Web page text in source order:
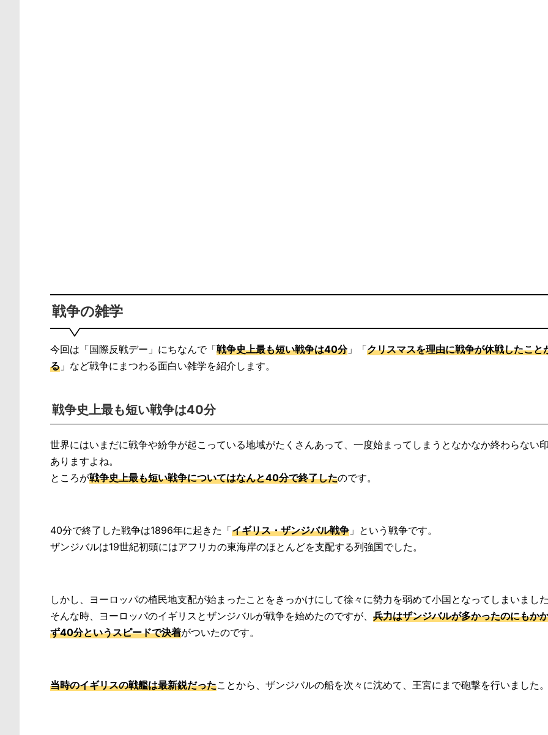
戦争の雑学
今回は「国際反戦デー」にちなんで「戦争史上最も短い戦争は40分」「クリスマスを理由に戦争が休戦したこと
る 」など戦争にまつわる面白い雑学を紹介します。
戦争史上最も短い戦争は40分
世界にはいまだに戦争や紛争が起こっている地域がたくさんあって、一度始まってしまうとなかなか終わらない
ありますよね。
ところが戦争史上最も短い戦争についてはなんと40分で終了したのです。
40分で終了した戦争は1896年に起きた「イギリス・ザンジバル戦争 」という戦争です。
ザンジバルは19世紀初頭にはアフリカの東海岸のほとんどを支配する列強国でした。
しかし、ヨーロッパの植民地支配が始まったことをきっかけにして徐々に勢力を弱めて小国となってしまいまし
そんな時、ヨーロッパのイギリスとザンジバルが戦争を始めたのですが、 兵力はザンジバルが多かったのにもか
ず40分というスピードで決着がついたのです。
当時のイギリスの戦艦は最新鋭だったことから、ザンジバルの船を次々に沈めて、王宮にまで砲撃を行いました